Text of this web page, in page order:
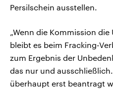
Persilschein ausstellen.
„Wenn die Kommission
bleibt es beim Fracking-
zum Ergebnis der
das nur und
überhaupt erst beantragt